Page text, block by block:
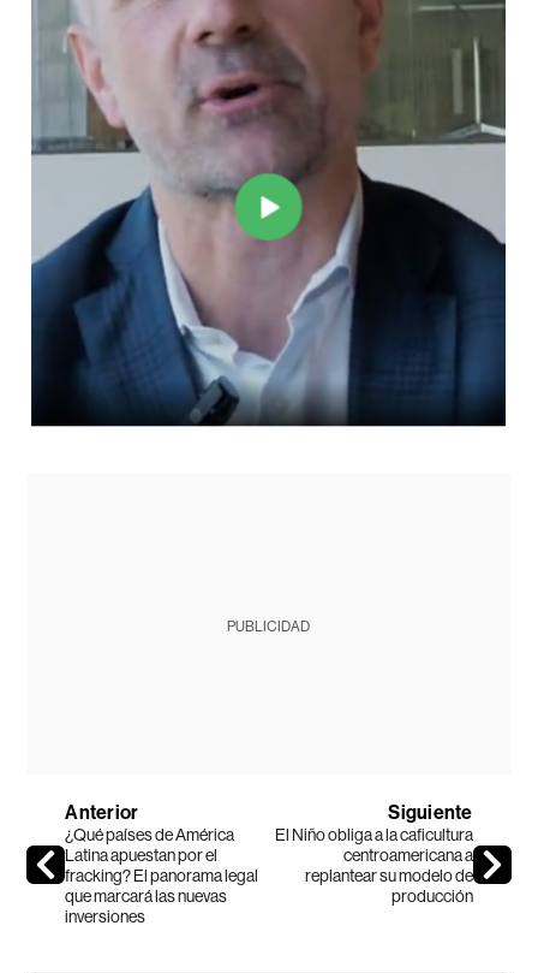
PUBLICIDAD
Anterior
¿Qué países de América
Latina apuestan por el
fracking? El panorama legal
que marcará las nuevas
inversiones
Siguiente
El Niño obliga a la caficultura
centroamericana a
replantear su modelo de
producción